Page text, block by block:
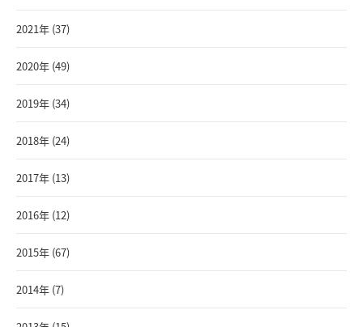
2021年 (37)
2020年 (49)
2019年 (34)
2018年 (24)
2017年 (13)
2016年 (12)
2015年 (67)
2014年 (7)